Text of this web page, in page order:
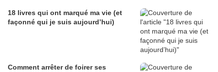
18 livres qui ont marqué ma vie (et
façonné qui je suis aujourd’hui)
Comment arrêter de foirer ses